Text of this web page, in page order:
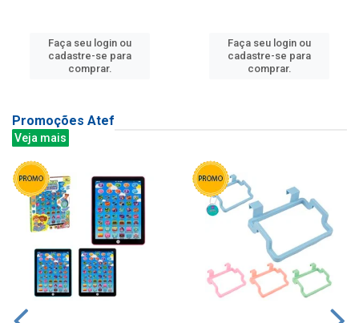
Faça seu login ou
cadastre-se para
comprar.
Faça seu login ou
cadastre-se para
comprar.
Promoções Atef
Veja mais